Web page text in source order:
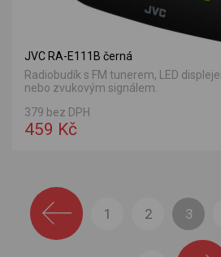
JVC RA-E111B černá
Radiobudík s FM tunerem, LED
nebo zvukovým signálem.
379 bez DPH
459 Kč
1 2 3